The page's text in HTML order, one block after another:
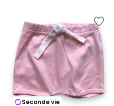
Seconde vie